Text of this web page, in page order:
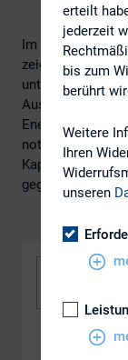
Im Rahmen des
zeigte Michael
unterschiedlich
Auswirkungen
Energiesektors
notwendigen
erteilt
jederzeit
bis zum
berührt
Weitere
Ihren
unseren